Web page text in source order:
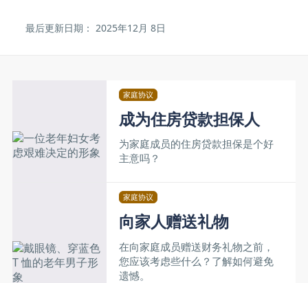
最后更新日期： 2025年12月 8日
家庭协议
成为住房贷款担保人
为家庭成员的住房贷款担保是个好
主意吗？
家庭协议
向家人赠送礼物
在向家庭成员赠送财务礼物之前，
您应该考虑些什么？了解如何避免
遗憾。